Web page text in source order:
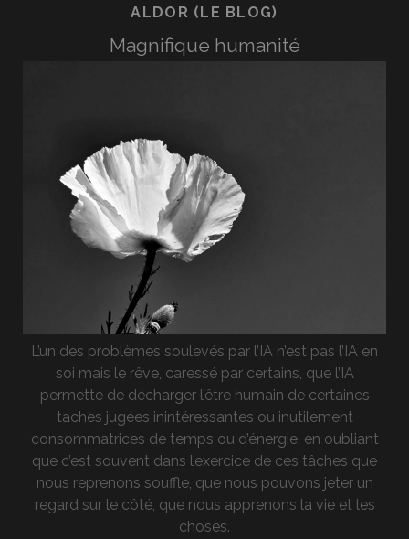
ALDOR (LE BLOG)
Magnifique humanité
L’un des problèmes soulevés par l’IA n’est pas l’IA en
soi mais le rêve, caressé par certains, que l’IA
permette de décharger l’être humain de certaines
taches jugées inintéressantes ou inutilement
consommatrices de temps ou d’énergie, en oubliant
que c’est souvent dans l’exercice de ces tâches que
nous reprenons souffle, que nous pouvons jeter un
regard sur le côté, que nous apprenons la vie et les
choses.